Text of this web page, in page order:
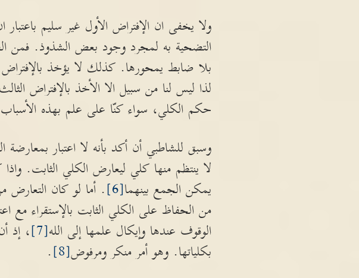
ولا يخفى ان الإفتراض الأول غير سليم
التضحية به لمجرد وجود بعض الشذوذ. فمن
بلا ضابط يمحورها. كذلك لا يؤخذ
لذا ليس لنا من سبيل الا الأخذ بالإفتراض
حكم الكلي، سواء كنّا على علم بهذه
وسبق للشاطبي أن أكد بأنه لا اعتبار بمعارضة
لا ينتظم منها كلي ليعارض الكلي الثابت.
يمكن الجمع بينهما[6]
. أما لو كان التعارض
من الحفاظ على الكلي الثابت بالإستقراء مع
الوقوف عندها وإيكال علمها إلى الله[7]
، إذ
بكلياتها. وهو أمر منكر ومرفوض[8]
.